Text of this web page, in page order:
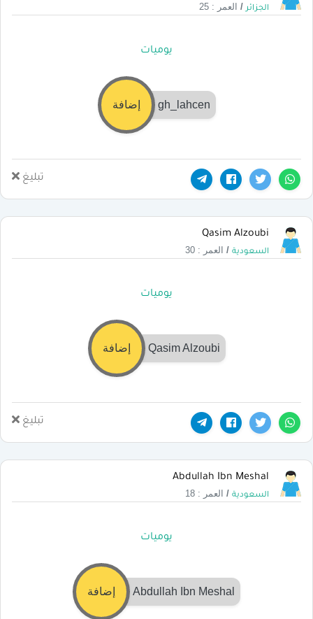
الجزائر / العمر : 25
يوميات
gh_lahcen إضافة
تبليغ
Qasim Alzoubi
السعودية / العمر : 30
يوميات
Qasim Alzoubi إضافة
تبليغ
Abdullah Ibn Meshal
السعودية / العمر : 18
يوميات
Abdullah Ibn Meshal إضافة